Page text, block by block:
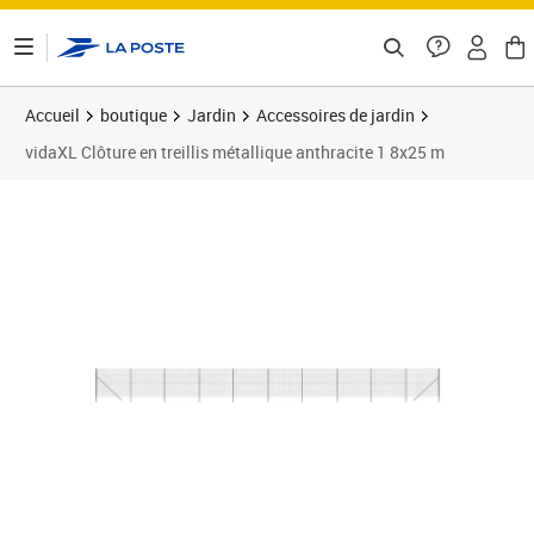
Accueil boutique Jardin
Accessoires de jardin
vidaXL Clôture en treillis métallique anthracite 1 8x25 m